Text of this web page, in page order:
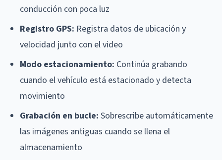
conducción con poca luz
Registro GPS: Registra datos de ubicación y
velocidad junto con el video
Modo estacionamiento: Continúa grabando
cuando el vehículo está estacionado y detecta
movimiento
Grabación en bucle: Sobrescribe automáticamente
las imágenes antiguas cuando se llena el
almacenamiento